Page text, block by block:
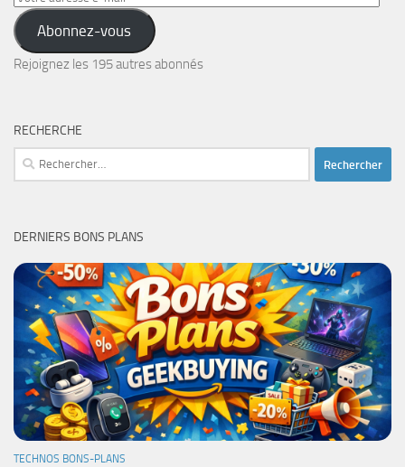
adresse
e-
mail
Abonnez-vous
Rejoignez les 195 autres abonnés
RECHERCHE
Rechercher :
DERNIERS BONS PLANS
TECHNOS BONS-PLANS